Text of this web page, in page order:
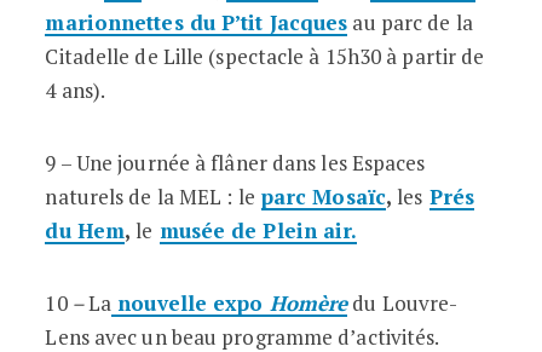
marionnettes du P’tit Jacques au parc de la
Citadelle de Lille (spectacle à 15h30 à partir de
4 ans).
9 – Une journée à flâner dans les Espaces
naturels de la MEL : le parc Mosaïc, les Prés
du Hem, le musée de Plein air.
10–La nouvelle expo Homèredu Louvre-
Lens avec un beau programme d’activités.